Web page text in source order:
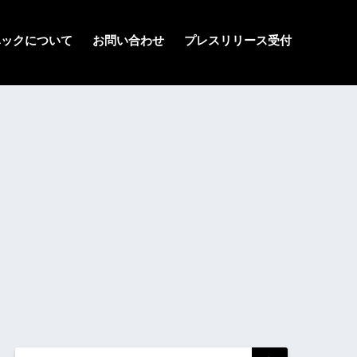
クについて お問い合わせ プレスリリース受付